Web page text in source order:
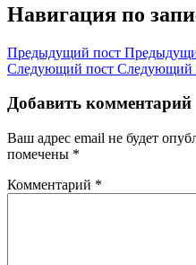
Навигация по
Предыдущий пост
Следующий пост Следующий
Добавить комментарий
Ваш адрес email не будет
помечены *
Комментарий *